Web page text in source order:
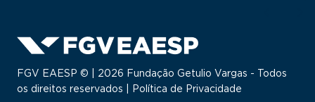
FGV EAESP © | 2026 Fundação Getulio Vargas - Todos
os direitos reservados |
Política de Privacidade